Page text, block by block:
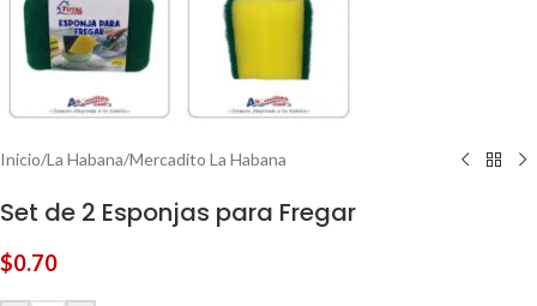
Inicio/La Habana/Mercadito La Habana
Set de 2 Esponjas para Fregar
$0.70